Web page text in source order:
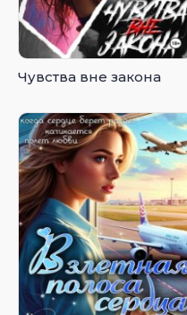
Чувства вне закона